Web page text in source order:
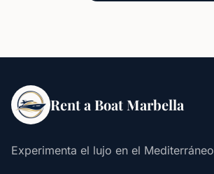
Rent a Boat Marbella
Experimenta el lujo en el Mediterráneo